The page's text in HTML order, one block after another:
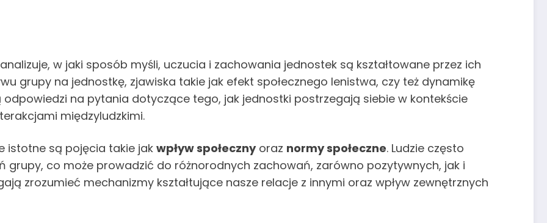
w jaki sposób myśli, uczucia i zachowania jednostek są kształtowane przez ich
grupy na jednostkę, zjawiska takie jak efekt społecznego lenistwa, czy też dynamikę
odpowiedzi na pytania dotyczące tego, jak jednostki postrzegają siebie w kontekście
międzyludzkimi.
istotne są pojęcia takie jak wpływ społecznyoraz normy społeczne. Ludzie często
co może prowadzić do różnorodnych zachowań, zarówno pozytywnych, jak i
zrozumieć mechanizmy kształtujące nasze relacje z innymi oraz wpływ zewnętrznych